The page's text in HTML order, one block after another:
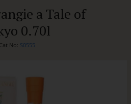
a Tale of
0.70l
Cat No: S0555